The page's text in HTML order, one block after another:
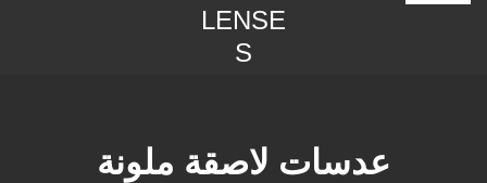
عدسات لاصقة ملونة